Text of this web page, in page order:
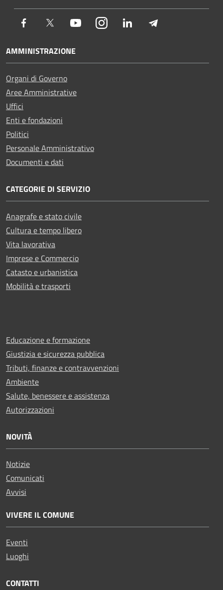
Facebook Twitter YoutubeInstagramLinkedIn
AMMINISTRAZIONE
Organi di Governo
Aree Amministrative
Uffici
Enti e fondazioni
Politici
Personale Amministrativo
Documenti e dati
CATEGORIE DI SERVIZIO
Anagrafe e stato civile
Cultura e tempo libero
Vita lavorativa
Imprese e Commercio
Catasto e urbanistica
Mobilità e trasporti
Educazione e formazione
Giustizia e sicurezza pubblica
Tributi, finanze e contravvenzioni
Ambiente
Salute, benessere e assistenza
Autorizzazioni
NOVITÀ
Notizie
Comunicati
Avvisi
VIVERE IL COMUNE
Eventi
Luoghi
CONTATTI